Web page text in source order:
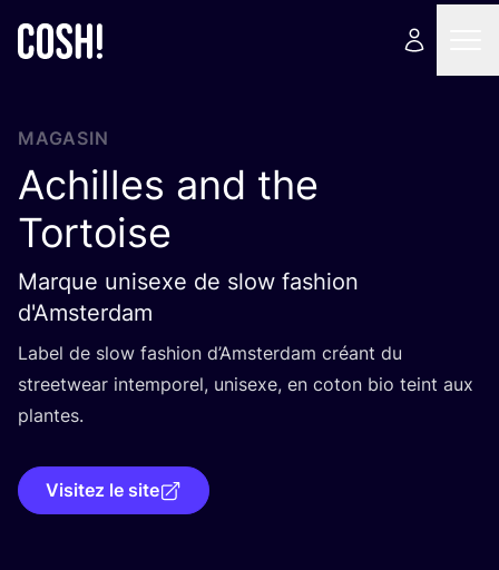
MAGASIN
Achilles and the
Tortoise
Marque unisexe de slow fashion
d'Amsterdam
Label de slow fashion d’Am­ster­dam créant du
street­wear intem­po­rel, uni­sexe, en coton bio teint aux
plantes.
Visitez le site